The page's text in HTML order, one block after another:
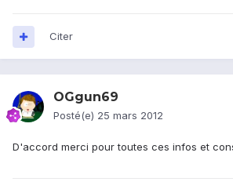
Citer
OGgun69
Posté(e) 25 mars 2012
D'accord merci pour toutes ces infos et